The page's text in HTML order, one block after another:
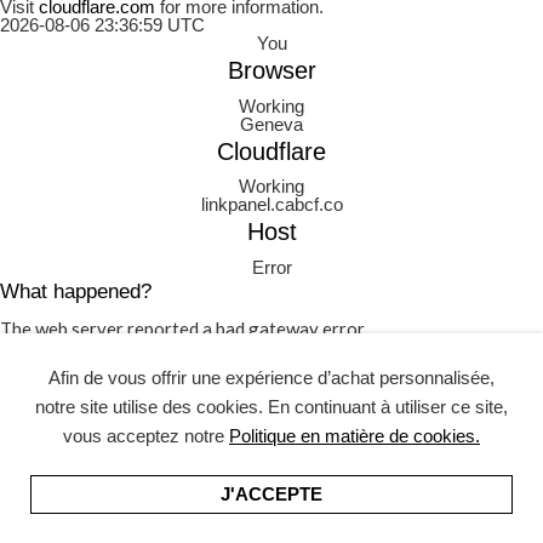
Afin de vous offrir une expérience d’achat personnalisée,
notre site utilise des cookies. En continuant à utiliser ce site,
vous acceptez notre Politique en matière de cookies.
J'ACCEPTE
Visit cloudflare.com for more information.
2026-08-06 23:36:59 UTC
You
Browser
Working
Geneva
Cloudflare
Working
linkpanel.cabcf.co
Host
Error
What happened?
The web server reported a bad gateway error.
Please try again in a few minutes.
& security byCloudflare